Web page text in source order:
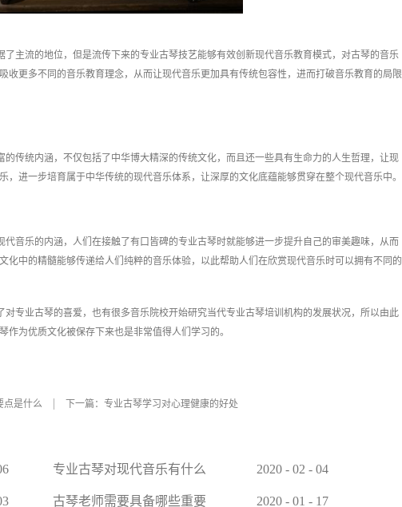
主流的地位，但是流传下来的专业古琴技艺能够有效创新现代音乐教育模式，对古琴的音乐
收更多不同的音乐教育理念，从而让现代音乐更加具有传统包容性，进而打破音乐教育的局限
传统内涵，不仅包括了中华博大精深的传统文化，而且还一些具有生命力的人生哲理，让现
进一步培育属于中华传统的现代音乐体系，让深厚的文化底蕴能够贯穿在整个现代音乐中。
音乐的内涵，人们在接触了有口皆碑的专业古琴时就能够进一步提升自己的审美趣味，从而
化中的精髓能够传递给人们纯粹的音乐体验，以此帮助人们在欣赏现代音乐时可以拥有不同的
专业古琴的喜爱，也有很多音乐院校开始研究当代专业古琴培训机构的发展状况，所以由此
为优质文化被保存下来也是非常值得人们学习的。
点是什么 下一篇： 专业古琴学习对心理健康的好处
专业古琴对现代音乐有什么
2020 - 02 - 04
古琴老师需要具备哪些重要 2020 - 01 - 17